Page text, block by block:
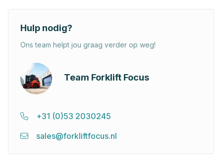
Hulp nodig?
Ons team helpt jou graag verder op weg!
Team Forklift Focus
+31 (0)53 2030245
sales@forkliftfocus.nl